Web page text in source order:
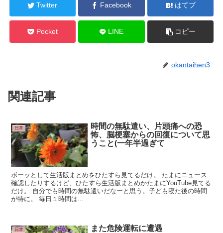
Twitter Facebook はてブ
Pocket LINE コピー
okantaihen3
関連記事
日常
時間の無駄遣い、片頭痛への恐
怖、脳梗塞からの回復について思
うこと(一年半過ぎて
ボーッとして生活版まとめをひたすら見てるだけ。 たまにニュース
確認したりするけど、ひたすら生活版まとめかたまにYouTube見てる
だけ。 自分でも時間の無駄遣いだなーと思う。子ども寝た後の時間
が特に。 毎日１時間は...
日常 また危険運転に遭遇